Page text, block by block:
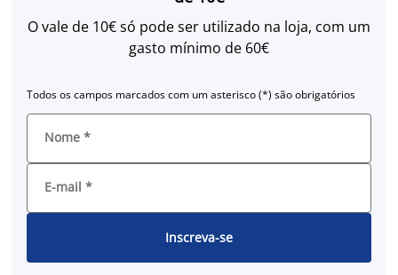
O vale de 10€ só pode ser utilizado na loja, com um
gasto mínimo de 60€
Todos os campos marcados com um asterisco (*) são obrigatórios
Nome *
E-mail *
Inscreva-se